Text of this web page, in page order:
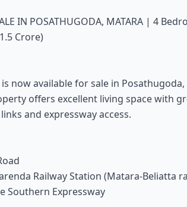
IN POSATHUGODA, MATARA | 4
Crore)
now available for sale in
offers excellent living space with
and expressway access.
Railway Station (Matara-Beliatta
Southern Expressway